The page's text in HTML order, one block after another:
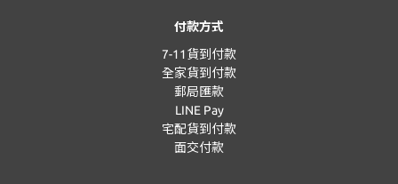
付款方式
7-11貨到付款
全家貨到付款
郵局匯款
LINE Pay
宅配貨到付款
面交付款